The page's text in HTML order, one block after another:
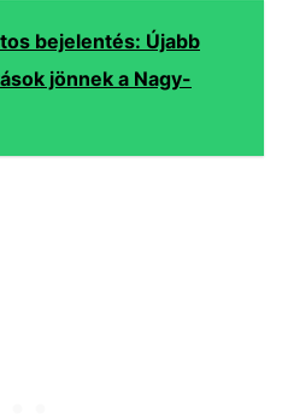
bejelentés: Újabb
jönnek a Nagy-